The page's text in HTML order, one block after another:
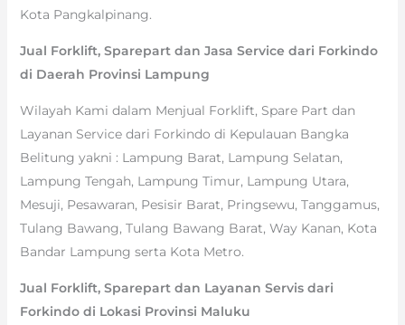
Kota Pangkalpinang.
Jual Forklift, Sparepart dan Jasa Service dari Forkindo
di Daerah Provinsi Lampung
Wilayah Kami dalam Menjual Forklift, Spare Part dan
Layanan Service dari Forkindo di Kepulauan Bangka
Belitung yakni : Lampung Barat, Lampung Selatan,
Lampung Tengah, Lampung Timur, Lampung Utara,
Mesuji, Pesawaran, Pesisir Barat, Pringsewu, Tanggamus,
Tulang Bawang, Tulang Bawang Barat, Way Kanan, Kota
Bandar Lampung serta Kota Metro.
Jual Forklift, Sparepart dan Layanan Servis dari
Forkindo di Lokasi Provinsi Maluku